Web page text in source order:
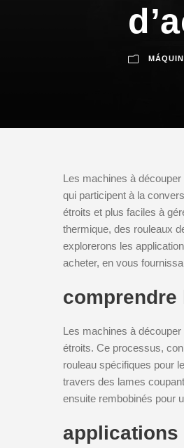
Les machines à
qui participent à la
étroits et plus faciles à
thermique, des rouleaux
explorerons les
acheter, en vous
comprendre
Les machines à
étroits. Ce processus,
rouleau spécifiques pour
travers des lames
ensuite rembobinés pour
applications